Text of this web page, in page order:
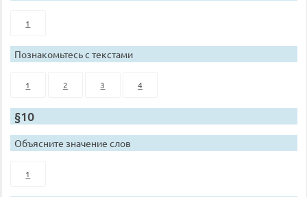
1
Познакомьтесь с текстами
1 2 3 4
§10
Объясните значение слов
1